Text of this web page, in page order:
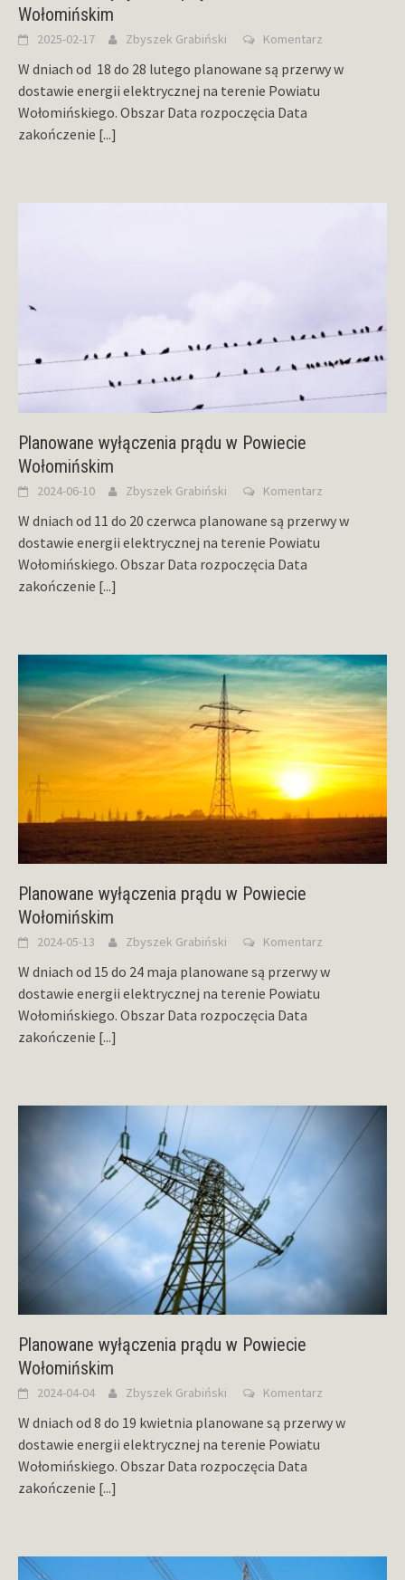
Wołomińskim
2025-02-17 Zbyszek Grabiński Komentarz
W dniach od 18 do 28 lutego planowane są przerwy w
dostawie energii elektrycznej na terenie Powiatu
Wołomińskiego. Obszar Data rozpoczęcia Data
zakończenie [...]
Planowane wyłączenia prądu w Powiecie
Wołomińskim
2024-06-10 Zbyszek Grabiński Komentarz
W dniach od 11 do 20 czerwca planowane są przerwy w
dostawie energii elektrycznej na terenie Powiatu
Wołomińskiego. Obszar Data rozpoczęcia Data
zakończenie [...]
Planowane wyłączenia prądu w Powiecie
Wołomińskim
2024-05-13 Zbyszek Grabiński Komentarz
W dniach od 15 do 24 maja planowane są przerwy w
dostawie energii elektrycznej na terenie Powiatu
Wołomińskiego. Obszar Data rozpoczęcia Data
zakończenie [...]
Planowane wyłączenia prądu w Powiecie
Wołomińskim
2024-04-04 Zbyszek Grabiński Komentarz
W dniach od 8 do 19 kwietnia planowane są przerwy w
dostawie energii elektrycznej na terenie Powiatu
Wołomińskiego. Obszar Data rozpoczęcia Data
zakończenie [...]